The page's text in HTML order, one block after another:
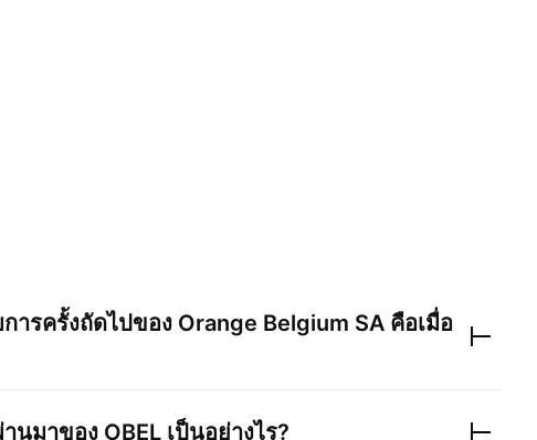
ารครั้งถัดไปของ Orange Belgium SA คือเมื่อ
นมาของ OBEL เป็นอย่างไร?